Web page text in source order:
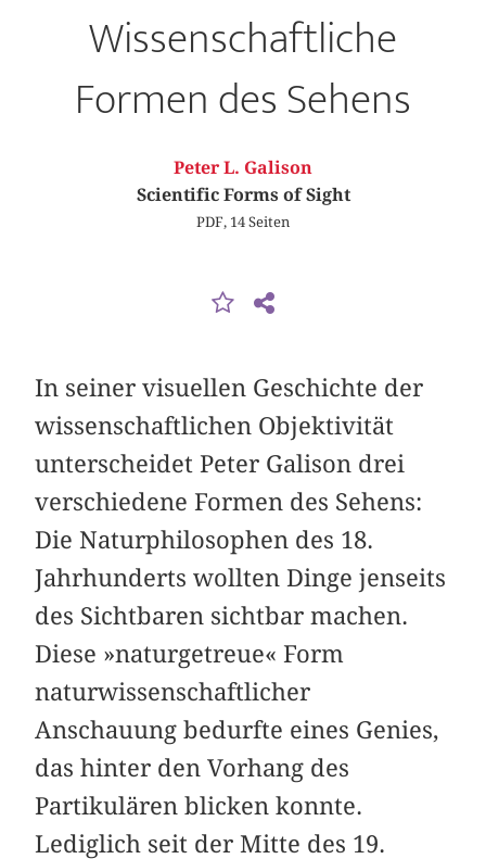
Wissenschaftliche
Formen des Sehens
Peter L. Galison
Scientific Forms of Sight
PDF, 14 Seiten
In seiner visuellen Geschichte der
wissenschaftlichen Objektivität
unterscheidet Peter Galison drei
verschiedene Formen des Sehens:
Die Naturphilosophen des 18.
Jahrhunderts wollten Dinge jenseits
des Sichtbaren sichtbar machen.
Diese »naturgetreue« Form
naturwissenschaftlicher
Anschauung bedurfte eines Genies,
das hinter den Vorhang des
Partikulären blicken konnte.
Lediglich seit der Mitte des 19.